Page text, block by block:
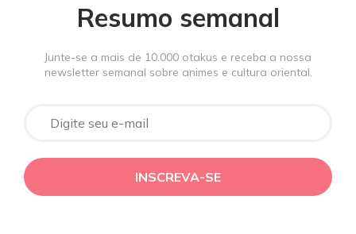
Resumo semanal
Junte-se a mais de 10.000 otakus e receba a nossa
newsletter semanal sobre animes e cultura oriental.